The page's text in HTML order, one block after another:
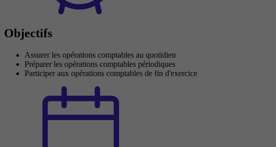
Objectifs
Assurer les opérations comptables au quotidien
Préparer les opérations comptables périodiques
Participer aux opérations comptables de fin d'exercice